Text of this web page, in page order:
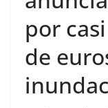
por
de